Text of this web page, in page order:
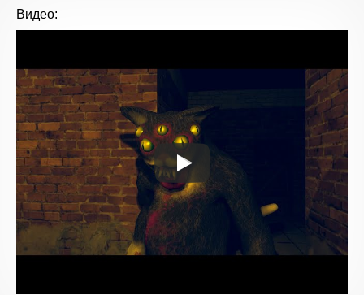
Видео: